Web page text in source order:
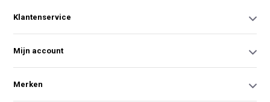
Klantenservice
Mijn account
Merken